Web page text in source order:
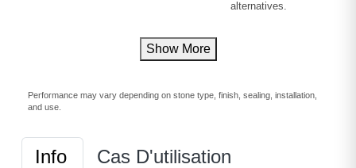
alternatives.
Show More
Performance may vary depending on stone type, finish, sealing, installation,
and use.
Info
Cas D'utilisation